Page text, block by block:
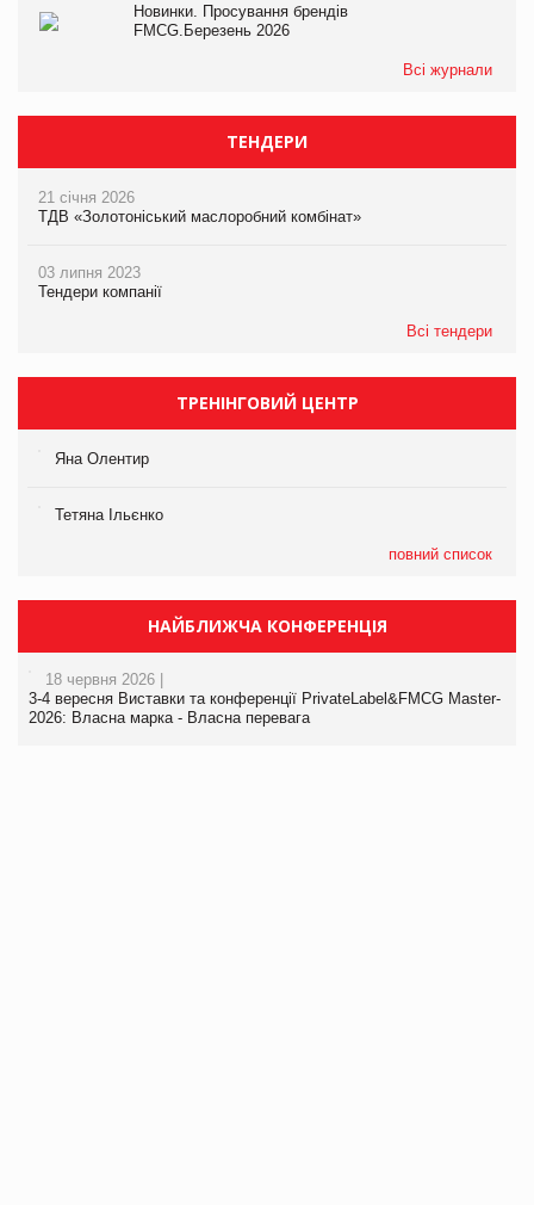
Новинки. Просування брендів
FMCG.Березень 2026
Всі журнали
ТЕНДЕРИ
21 січня 2026
ТДВ «Золотоніський маслоробний комбінат»
03 липня 2023
Тендери компанії
Всі тендери
ТРЕНІНГОВИЙ ЦЕНТР
Яна Олентир
Тетяна Ільєнко
повний список
НАЙБЛИЖЧА КОНФЕРЕНЦІЯ
18 червня 2026 |
3-4 вересня Виставки та конференції PrivateLabel&FMCG Master-
2026: Власна марка - Власна перевага